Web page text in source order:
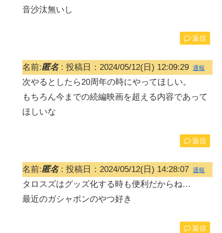
音沙汰無いし
返信
名前:匿名: 投稿日：2024/05/12(日) 12:09:29 通報
次やるとしたら20周年の時にやってほしい。
もちろん今までの続編映画を超える内容であって
ほしいな
返信
名前:匿名: 投稿日：2024/05/12(日) 14:28:07 通報
タロスズはグッズ化する時も便利だからね…
最近のガシャポンのやつ好き
返信